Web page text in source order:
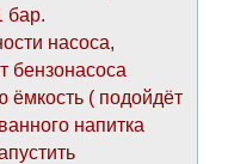
бар.
насоса,
бензонасоса
ёмкость ( подойдёт
напитка